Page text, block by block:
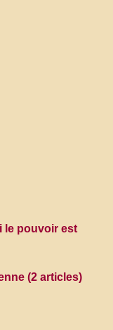
le pouvoir est
(2 articles)